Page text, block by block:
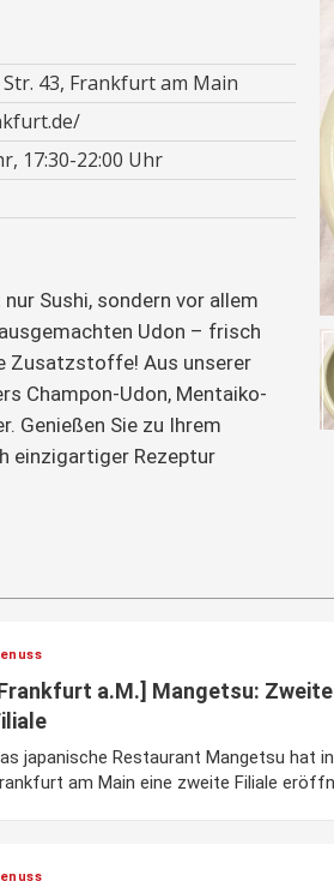
43, Frankfurt am Main
17:30-22:00 Uhr
Sushi, sondern vor allem
Udon – frisch
Zusatzstoffe! Aus unserer
Champon-Udon, Mentaiko-
Genießen Sie zu Ihrem
einzigartiger Rezeptur
a.M.] Mangetsu: Zweite
japanische Restaurant Mangetsu hat in
am Main eine zweite Filiale